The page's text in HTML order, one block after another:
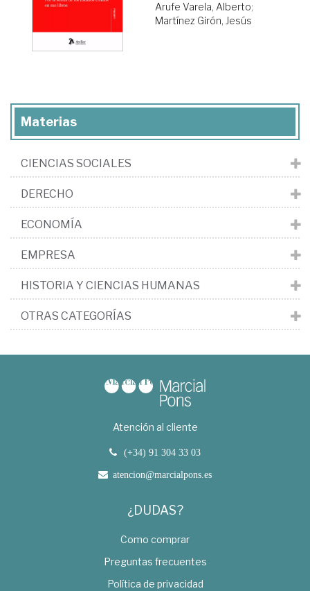
Arufe Varela, Alberto;
Martínez Girón, Jesús
Materias
CIENCIAS SOCIALES
DERECHO
ECONOMÍA
EMPRESA
HISTORIA Y CIENCIAS HUMANAS
OTRAS CATEGORÍAS
Atención al cliente
(+34) 91 304 33 03
atencion@marcialpons.es
¿DUDAS?
Como comprar
Preguntas frecuentes
Política de privacidad